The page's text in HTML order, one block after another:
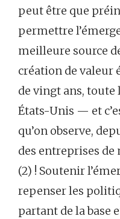
peut être que
permettre
meilleure source
création de valeur
de vingt ans, toute
États-Unis — et
qu’on observe,
des entreprises de
(2) ! Soutenir
repenser les
partant de la base